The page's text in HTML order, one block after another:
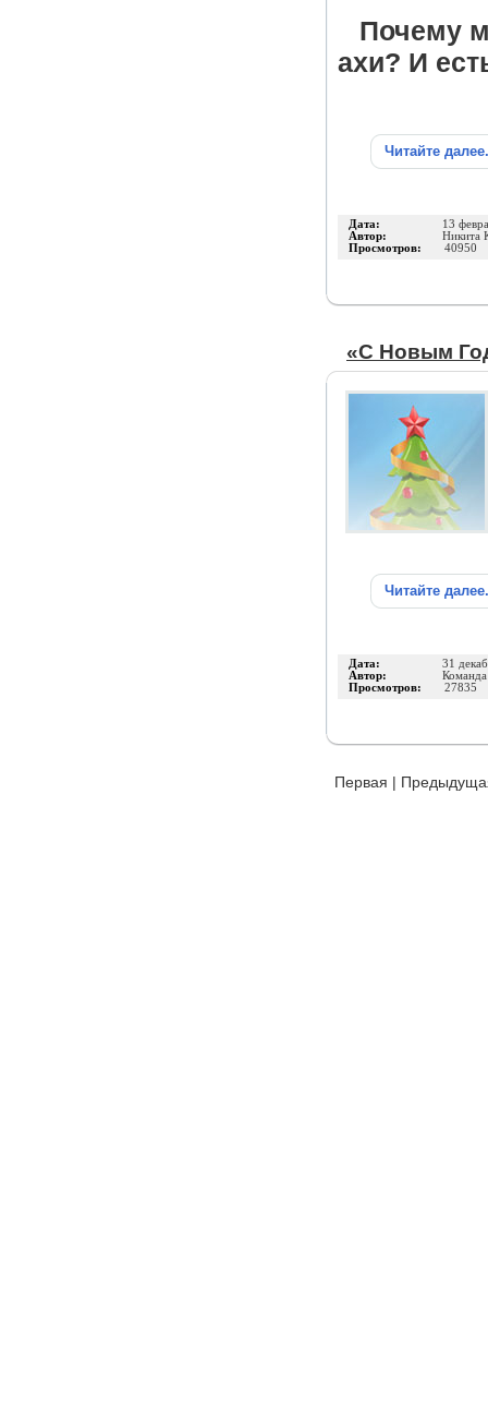
Почему
ахи? И
Читайте
Дата: 13
Автор: Никита
Просмотров: 40950
«C Новым
Читайте
Дата: 31
Автор:
Просмотров: 27835
Первая |